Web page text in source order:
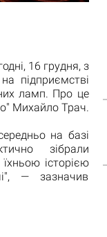
16 грудня, з
підприємстві
ламп. Про це
Михайло Трач.
на базі
зібрали
їхньою історією
— зазначив